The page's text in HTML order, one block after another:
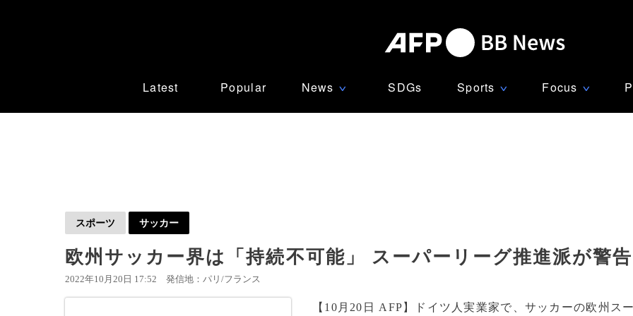
Latest Popular News ∨ SDGs Sports ∨ Focus ∨
スポーツ サッカー
欧州サッカー界は「持続不可能」 スーパーリーグ推進派が警告
2022年10月20日 17:52 発信地：パリ/フランス
【10月20日 AFP】ドイツ人実業家で、サッカーの欧州スー